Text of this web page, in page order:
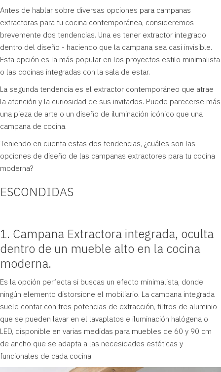
Antes de hablar sobre diversas opciones para campanas
extractoras para tu cocina contemporánea, consideremos
brevemente dos tendencias. Una es tener extractor integrado
dentro del diseño - haciendo que la campana sea casi invisible.
Esta opción es la más popular en los proyectos estilo minimalista
o las cocinas integradas con la sala de estar.
La segunda tendencia es el extractor contemporáneo que atrae
la atención y la curiosidad de sus invitados. Puede parecerse más
una pieza de arte o un diseño de iluminación icónico que una
campana de cocina.
Teniendo en cuenta estas dos tendencias, ¿cuáles son las
opciones de diseño de las campanas extractores para tu cocina
moderna?
ESCONDIDAS
1. Campana Extractora integrada, oculta
dentro de un mueble alto en la cocina
moderna.
Es la opción perfecta si buscas un efecto minimalista, donde
ningún elemento distorsione el mobiliario. La campana integrada
suele contar con tres potencias de extracción, filtros de aluminio
que se pueden lavar en el lavaplatos e iluminación halógena o
LED, disponible en varias medidas para muebles de 60 y 90 cm
de ancho que se adapta a las necesidades estéticas y
funcionales de cada cocina.